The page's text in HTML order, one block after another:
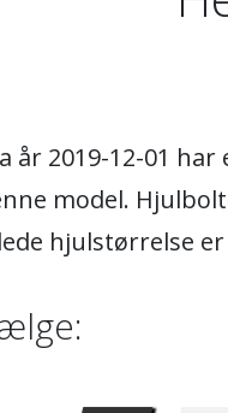
år 2019-12-01
model.
hjulstørrelse